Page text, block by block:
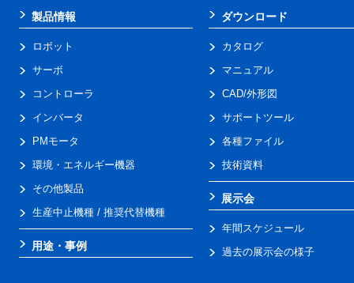
製品情報
ロボット
サーボ
コントローラ
インバータ
PMモータ
環境・エネルギー機器
その他製品
生産中止機種 / 推奨代替機種
用途・事例
ダウンロード
カタログ
マニュアル
CAD/外形図
サポートツール
各種ファイル
技術資料
展示会
年間スケジュール
過去の展示会の様子